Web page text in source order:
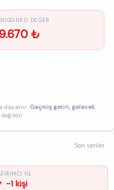
BUGÜNKÜ DEĞER
9.670 ₺
dayanır. Geçmiş getiri, gelecek
değildir.
Son veriler
1G
-1 kişi